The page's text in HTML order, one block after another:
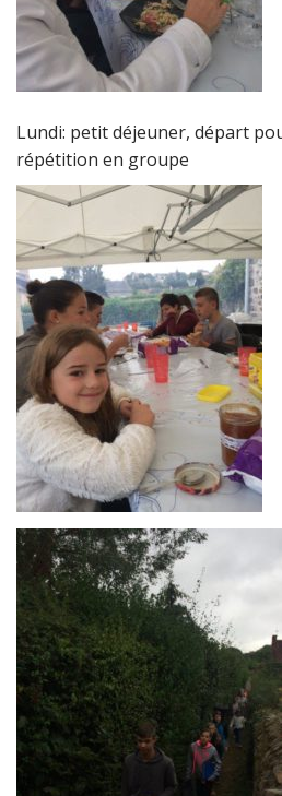
Lundi: petit déjeuner, départ
répétition en groupe